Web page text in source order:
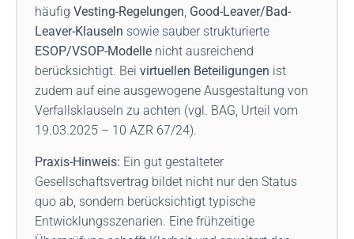
häufig Vesting-Regelungen, Good-Leaver/Bad-
Leaver-Klauseln sowie sauber strukturierte
ESOP/VSOP-Modelle nicht ausreichend
berücksichtigt. Bei virtuellen Beteiligungen ist
zudem auf eine ausgewogene Ausgestaltung von
Verfallsklauseln zu achten (vgl. BAG, Urteil vom
19.03.2025 – 10 AZR 67/24).
Praxis-Hinweis: Ein gut gestalteter
Gesellschaftsvertrag bildet nicht nur den Status
quo ab, sondern berücksichtigt typische
Entwicklungsszenarien. Eine frühzeitige